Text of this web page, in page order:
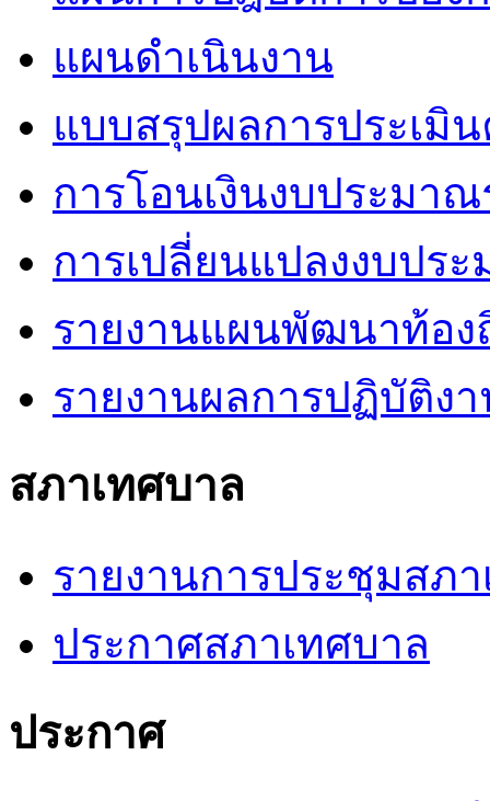
แผนดำเนินงาน
แบบสรุปผลการประเมิ
การโอนเงินงบประมา
การเปลี่ยนแปลงงบปร
รายงานแผนพัฒนาท้อง
รายงานผลการปฏิบัติง
สภาเทศบาล
รายงานการประชุมสภ
ประกาศสภาเทศบาล
ประกาศ